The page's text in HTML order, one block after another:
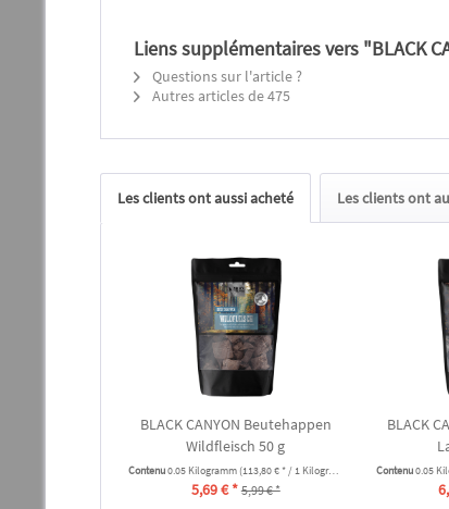
Liens supplémentaires vers "BLACK
Questions sur l'article ?
Autres articles de 475
Les clients ont aussi acheté Les clients ont
BLACK CANYON Beutehappen
Wildfleisch 50 g
Contenu0.05 Kilogramm(113,80 € * / 1 Kilogramm)
5,69 € * 5,99 € *
BLACK
Contenu0.05